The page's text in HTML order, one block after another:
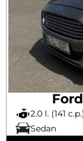
2.0 l. (141
Sedan